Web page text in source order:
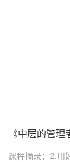
《中层的管理
课程摘录：2.用